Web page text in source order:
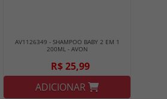
AV1126349 - SHAMPOO BABY 2 EM 1
200ML - AVON
R$ 25,99
ADICIONAR